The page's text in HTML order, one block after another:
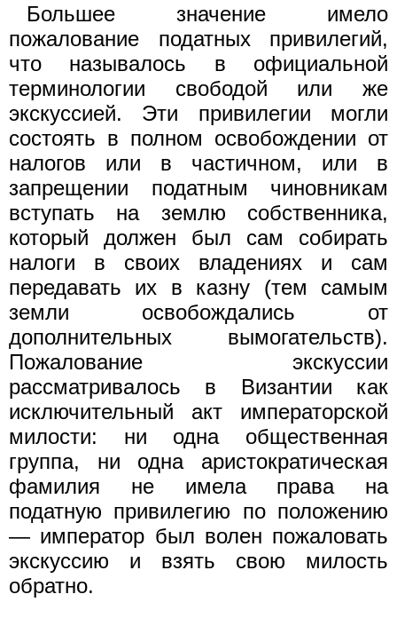
Большее значение имело
пожалование податных привилегий,
что называлось в официальной
терминологии свободой или же
экскуссией. Эти привилегии могли
состоять в полном освобождении от
налогов или в частичном, или в
запрещении податным чиновникам
вступать на землю собственника,
который должен был сам собирать
налоги в своих владениях и сам
передавать их в казну (тем самым
земли освобождались от
дополнительных вымогательств).
Пожалование экскуссии
рассматривалось в Византии как
исключительный акт императорской
милости: ни одна общественная
группа, ни одна аристократическая
фамилия не имела права на
податную привилегию по положению
— император был волен пожаловать
экскуссию и взять свою милость
обратно.